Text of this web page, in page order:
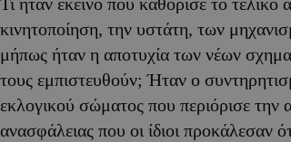
κινητοποίηση, την υστάτη, των
μήπως ήταν η αποτυχία των νέων
τους εμπιστευθούν; Ήταν ο
εκλογικού σώματος που περιόρισε την
ανασφάλειας που οι ίδιοι προκάλεσαν